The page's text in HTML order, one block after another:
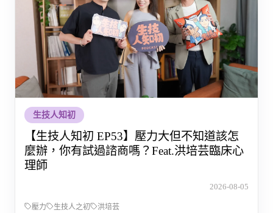
生技人知初
【生技人知初 EP53】壓力大但不知道該怎
麼辦，你有試過諮商嗎？Feat.洪培芸臨床心
理師
2026-08-05
壓力 生技人之初 洪培芸